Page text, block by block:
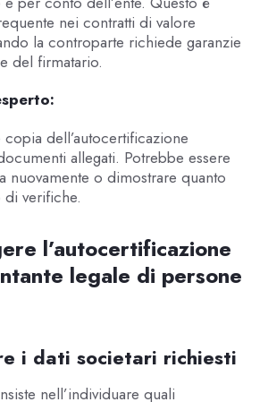
nei contratti di valore
la controparte richiede garanzie
del firmatario.
dell’autocertificazione
allegati. Potrebbe essere
nuovamente o dimostrare quanto
verifiche.
l’autocertificazione
legale di persone
i dati societari richiesti
nell’individuare quali